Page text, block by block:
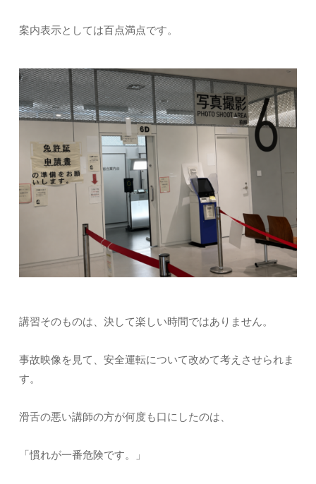
案内表示としては百点満点です。
講習そのものは、決して楽しい時間ではありません。
事故映像を見て、安全運転について改めて考えさせられま
す。
滑舌の悪い講師の方が何度も口にしたのは、
「慣れが一番危険です。」